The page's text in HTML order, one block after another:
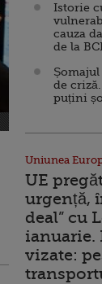
Istorie
cauza
de la
de
puțini
Uniunea
UE
urgență,
deal” cu
ianuarie.
vizate: